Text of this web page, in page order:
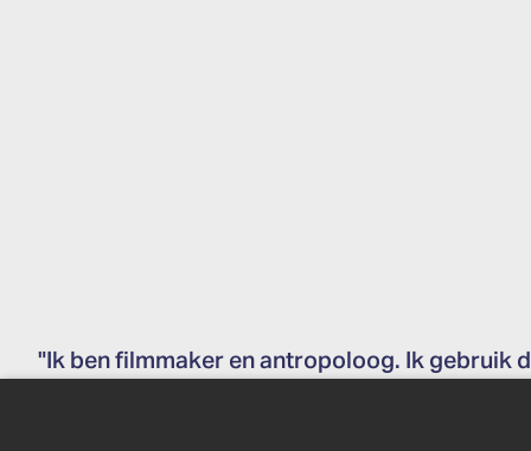
"Ik ben filmmaker en antropoloog. Ik gebruik
binnen een empathische ruimte, onze eigen